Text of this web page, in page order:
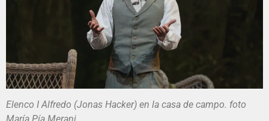
Elenco I Alfredo (Jonas Hacker) en la casa de campo. foto
María Pía Merani